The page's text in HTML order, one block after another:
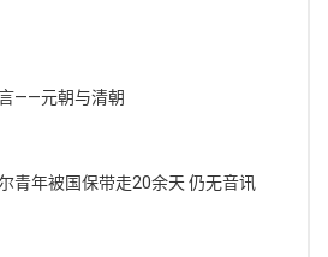
——元朝与清朝
青年被国保带走20余天 仍无音讯